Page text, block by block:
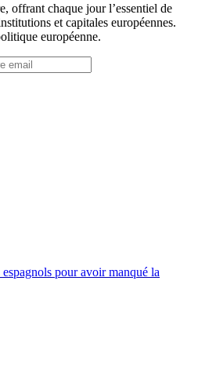
offrant chaque jour l’essentiel de
et capitales européennes.
européenne.
pour avoir manqué la